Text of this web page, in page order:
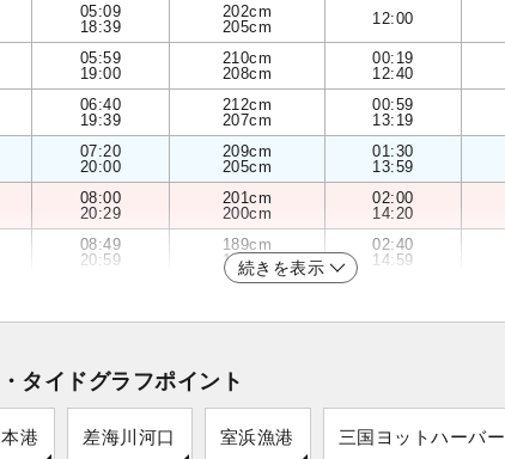
05:09
18:39
202cm
205cm
12:00
05:59
19:00
210cm
208cm
00:19
12:40
06:40
19:39
212cm
207cm
00:59
13:19
07:20
20:00
209cm
205cm
01:30
13:59
08:00
20:29
201cm
200cm
02:00
14:20
08:49
20:59
189cm
195cm
02:40
14:59
続きを表示
タイドグラフポイント
港 差海川河口 室浜漁港 三国ヨットハーバー